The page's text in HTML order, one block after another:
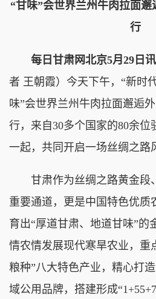
“甘味”会世界兰州牛肉拉面
行
每日甘肃网北京5月29日讯
者 王朝霞）今天下午，“新时
味”会世界兰州牛肉拉面邂逅
行，来自30多个国家的80余位
一起，共同开启一场丝绸之路
甘肃作为丝绸之路黄金段
重要通道，更是中国特色优质
育出“厚道甘肃、地道甘味”的
情农情发展现代寒旱农业，重
粮种”八大特色产业，精心打
域公用品牌，搭建形成